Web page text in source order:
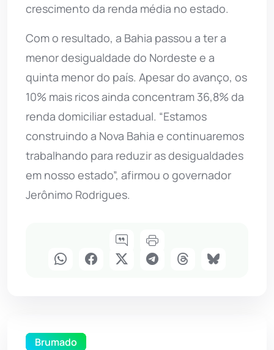
crescimento da renda média no estado.
Com o resultado, a Bahia passou a ter a
menor desigualdade do Nordeste e a
quinta menor do país. Apesar do avanço, os
10% mais ricos ainda concentram 36,8% da
renda domiciliar estadual. “Estamos
construindo a Nova Bahia e continuaremos
trabalhando para reduzir as desigualdades
em nosso estado”, afirmou o governador
Jerônimo Rodrigues.
Brumado